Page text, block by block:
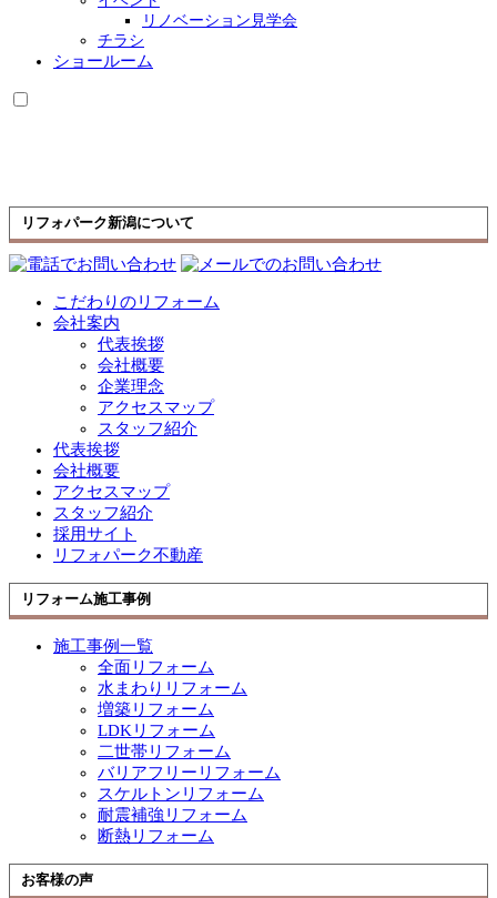
リノベーション見学会
チラシ
ショールーム
リフォパーク新潟について
こだわりのリフォーム
会社案内
代表挨拶
会社概要
企業理念
アクセスマップ
スタッフ紹介
代表挨拶
会社概要
アクセスマップ
スタッフ紹介
採用サイト
リフォパーク不動産
リフォーム施工事例
施工事例一覧
全面リフォーム
水まわりリフォーム
増築リフォーム
LDKリフォーム
二世帯リフォーム
バリアフリーリフォーム
スケルトンリフォーム
耐震補強リフォーム
断熱リフォーム
お客様の声